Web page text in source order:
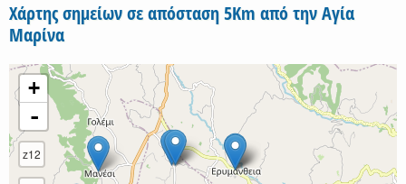
Χάρτης σημείων σε απόσταση 5Km από την Αγία
Μαρίνα
+
-
z12